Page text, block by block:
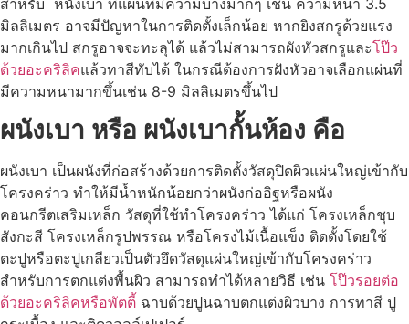
มิลลิเมตร อาจมีปัญหาในการติดตั้งเล็กน้อย หากยิงสกรูด้วยแรง
มากเกินไป สกรูอาจจะทะลุได้ แล้วไม่สามารถผังหัวสกรูและโป๊ว
ด้วยอะคริลิคแล้วทาสีทับได้ ในกรณีต้องการฝังหัวอาจเลือกแผ่นที่
มีความหนามากขึ้นเช่น 8-9 มิลลิเมตรขึ้นไป
ผนังเบา หรือ ผนังเบากั้นห้อง คือ
ผนังเบา เป็นผนังที่ก่อสร้างด้วยการติดตั้งวัสดุปิดผิวแผ่นใหญ่เข้ากับ
โครงคร่าว ทำให้มีน้ำหนักน้อยกว่าผนังก่ออิฐหรือผนัง
คอนกรีตเสริมเหล็ก วัสดุที่ใช้ทำโครงคร่าว ได้แก่ โครงเหล็กชุบ
สังกะสี โครงเหล็กรูปพรรณ หรือโครงไม้เนื้อแข็ง ติดตั้งโดยใช้
ตะปูหรือตะปูเกลียวเป็นตัวยึดวัสดุแผ่นใหญ่เข้ากับโครงคร่าว
สำหรับการตกแต่งพื้นผิว สามารถทำได้หลายวิธี เช่น โป๊วรอยต่อ
ด้วยอะคริลิคหรือพัตตี้ ฉาบด้วยปูนฉาบตกแต่งผิวบาง การทาสี ปู